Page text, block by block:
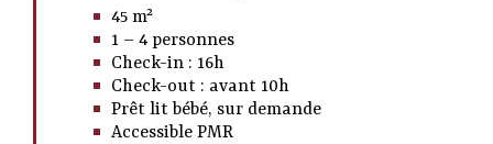
45 m²
1 – 4 personnes
Check-in : 16h
Check-out : avant 10h
Prêt lit bébé, sur demande
Accessible PMR